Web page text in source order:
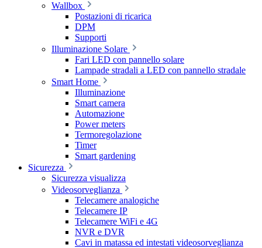
Wallbox
Postazioni di ricarica
DPM
Supporti
Illuminazione Solare
Fari LED con pannello solare
Lampade stradali a LED con pannello stradale
Smart Home
Illuminazione
Smart camera
Automazione
Power meters
Termoregolazione
Timer
Smart gardening
Sicurezza
Sicurezza visualizza
Videosorveglianza
Telecamere analogiche
Telecamere IP
Telecamere WiFi e 4G
NVR e DVR
Cavi in matassa ed intestati videosorveglianza